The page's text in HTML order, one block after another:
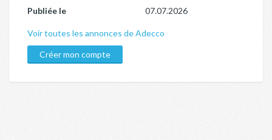
Publiée le
07.07.2026
Voir toutes les annonces de Adecco
Créer mon compte